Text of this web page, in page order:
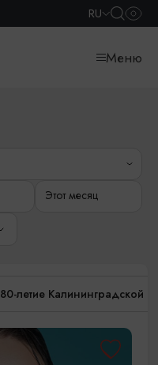
RU
Меню
Этот месяц
80-летие Калининградской